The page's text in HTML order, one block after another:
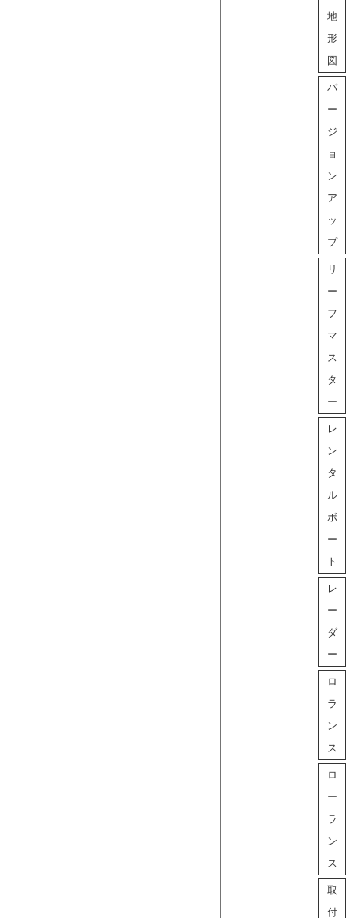
地
形
図
バ
ー
ジ
ョ
ン
ア
ッ
プ
リ
ー
フ
マ
ス
タ
ー
レ
ン
タ
ル
ボ
ー
ト
レ
ー
ダ
ー
ロ
ラ
ン
ス
ロ
ー
ラ
ン
ス
取
付